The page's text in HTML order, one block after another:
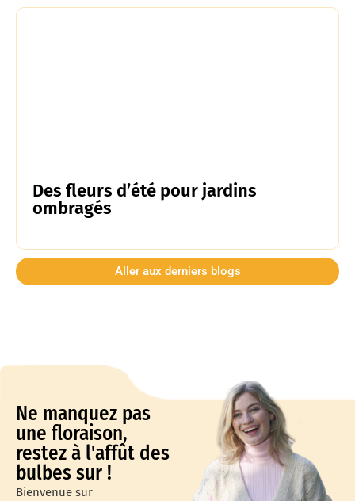
Des fleurs d’été pour jardins
ombragés
Aller aux derniers blogs
Ne manquez pas
une floraison,
restez à l'affût des
bulbes sur !
Bienvenue sur